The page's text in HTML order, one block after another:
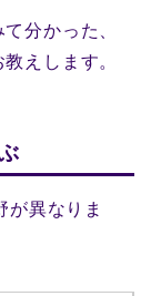
分かった、
教えします。
が異なりま